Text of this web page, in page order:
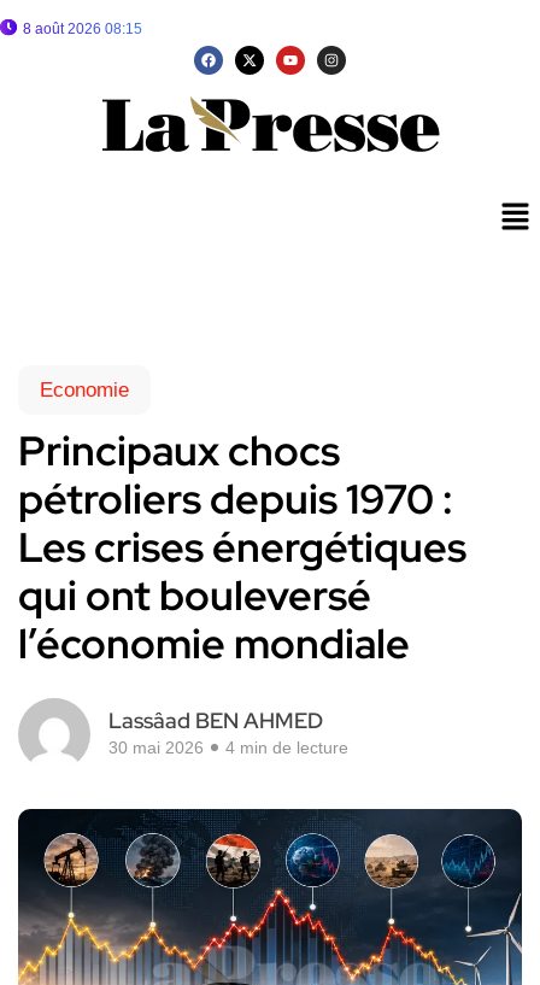
8 août 2026 08:15
Economie
Principaux chocs
pétroliers depuis 1970 :
Les crises énergétiques
qui ont bouleversé
l’économie mondiale
Lassâad BEN AHMED
30 mai 2026 4 min de lecture